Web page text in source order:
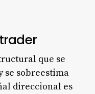
que se
se sobreestima
direccional es